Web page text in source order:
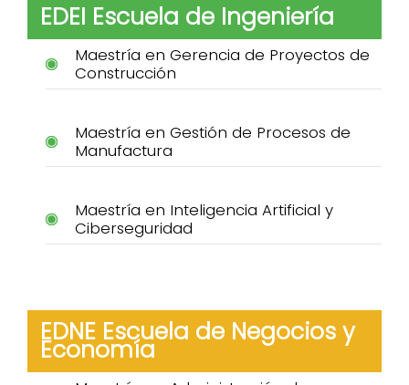
EDEI Escuela de Ingeniería
Maestría en Gerencia de Proyectos de
Construcción
Maestría en Gestión de Procesos de
Manufactura
Maestría en Inteligencia Artificial y
Ciberseguridad
EDNE Escuela de Negocios y
Economía